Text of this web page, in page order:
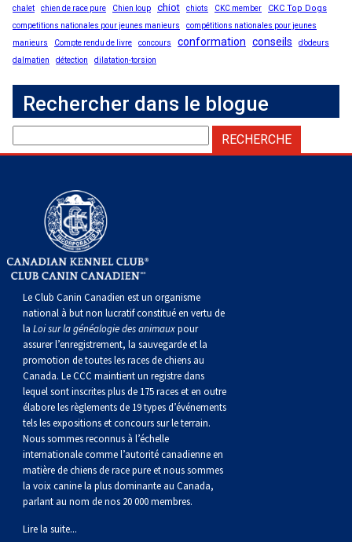
chalet
chien de race pure Chien loup chiot chiots CKC member CKC Top Dogs
competitions nationales pour jeunes manieurs
compétitions nationales pour jeunes
manieurs
Compte rendu de livre concours conformation conseils
d’odeurs
dalmatien
détection dilatation-torsion
Rechercher dans le blogue
Le Club Canin Canadien est un organisme
national à but non lucratif constitué en vertu de
la Loi sur la généalogie des animauxpour
assurer l’enregistrement, la sauvegarde et la
promotion de toutes les races de chiens au
Canada. Le CCC maintient un registre dans
lequel sont inscrites plus de 175 races et en outre
élabore les règlements de 19 types d’événements
tels les expositions et concours sur le terrain.
Nous sommes reconnus à l’échelle
internationale comme l’autorité canadienne en
matière de chiens de race pure et nous sommes
la voix canine la plus dominante au Canada,
parlant au nom de nos 20 000 membres.
Lire la suite...